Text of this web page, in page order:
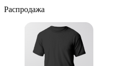
Распродажа